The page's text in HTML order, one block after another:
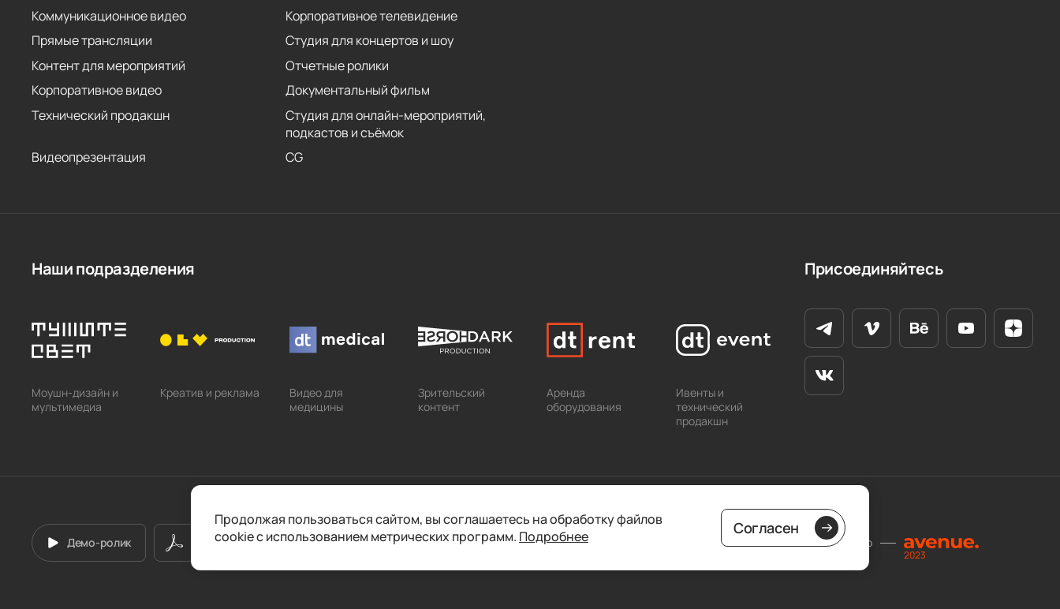
Коммуникационное видео
Корпоративное телевидение
Прямые трансляции
Студия для концертов и шоу
Контент для мероприятий
Отчетные ролики
Корпоративное видео
Документальный фильм
Технический продакшн
Студия для онлайн-мероприятий,
подкастов и съёмок
Видеопрезентация
CG
Наши подразделения
Моушн-дизайн и
мультимедиа
Креатив и реклама
Видео для
медицины
Зрительский
контент
Аренда
оборудования
Ивенты и
технический
продакшн
Присоединяйтесь
Демо-ролик Презентация PDF © 2026 dt group. Все права защищены. Разработано
2023
Продолжая пользоваться сайтом, вы соглашаетесь на обработку файлов
cookie с использованием метрических программ. Подробнее Согласен